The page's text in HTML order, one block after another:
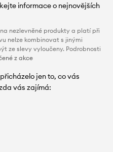
informace o nejnovějších
nezlevněné produkty a platí při
nelze kombinovat s jinými
ze slevy vyloučeny. Podrobnosti
z akce
jen to, co vás
vás zajímá: